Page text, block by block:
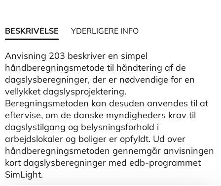
BESKRIVELSE YDERLIGERE INFO
Anvisning 203 beskriver en simpel
håndberegningsmetode til håndtering af de
dagslysberegninger, der er nødvendige for en
vellykket dagslysprojektering.
Beregningsmetoden kan desuden anvendes til at
eftervise, om de danske myndigheders krav til
dagslystilgang og belysningsforhold i
arbejdslokaler og boliger er opfyldt. Ud over
håndberegningsmetoden gennemgår anvisningen
kort dagslysberegninger med edb-programmet
SimLight.